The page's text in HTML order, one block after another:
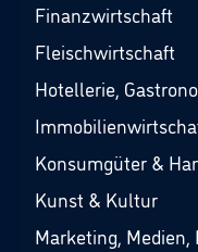
Finanzwirtschaft
Fleischwirtschaft
Hotellerie,
Konsumgüter &
Kunst & Kultur
Marketing,